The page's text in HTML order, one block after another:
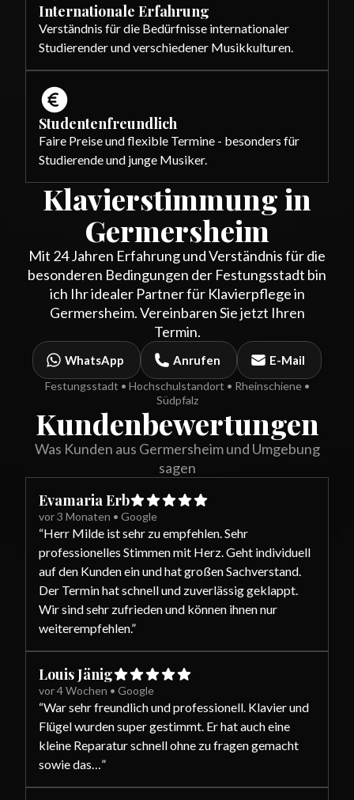
Internationale Erfahrung
Verständnis für die Bedürfnisse internationaler
Studierender und verschiedener Musikkulturen.
Studentenfreundlich
Faire Preise und flexible Termine - besonders für
Studierende und junge Musiker.
Klavierstimmung in
Germersheim
Mit 24 Jahren Erfahrung und Verständnis für die
besonderen Bedingungen der Festungsstadt bin
ich Ihr idealer Partner für Klavierpflege in
Germersheim. Vereinbaren Sie jetzt Ihren
Termin.
WhatsApp Anrufen E-Mail
Festungsstadt • Hochschulstandort • Rheinschiene •
Südpfalz
Kundenbewertungen
Was Kunden aus Germersheim und Umgebung
sagen
Evamaria Erb
vor 3 Monaten • Google
“Herr Milde ist sehr zu empfehlen. Sehr
professionelles Stimmen mit Herz. Geht individuell
auf den Kunden ein und hat großen Sachverstand.
Der Termin hat schnell und zuverlässig geklappt.
Wir sind sehr zufrieden und können ihnen nur
weiterempfehlen.”
Louis Jänig
vor 4 Wochen • Google
“War sehr freundlich und professionell. Klavier und
Flügel wurden super gestimmt. Er hat auch eine
kleine Reparatur schnell ohne zu fragen gemacht
sowie das…”